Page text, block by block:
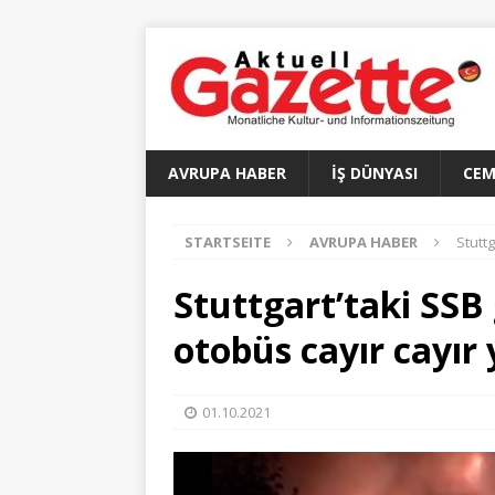
AVRUPA HABER İŞ DÜNYASI
STARTSEITE AVRUPA HABER
Stuttgart’taki SSB
otobüs cayır cayır
01.10.2021